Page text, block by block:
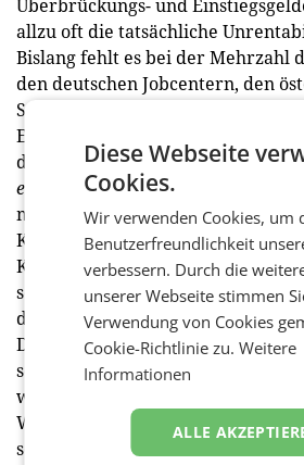
Überbrückungs- und
allzu oft die tatsächliche
Bislang fehlt es bei der Mehrzahl
den deutschen Jobcentern, den
Stellen und wahrscheinlich auch
Entscheidungsträgern an
der Umgang mit den einzelnen
erwachsenenEbene zu pflegen ist.
mir oft beobachteten Umgang in
Kind-Beziehung zwischen
Kunde wird eine Abnabelung
scheint mir von einem
das von der Überzeugung geleitet
Druck ausüben, um zu
solchen Einrichtungen wird die X-
was unternehmerisches Denken
Wirtschafts- und Arbeitsrealität, in
sozialversicherungspflichtige
Diese Webseite
Cookies.
Wir verwenden Cookies, um
Benutzerfreundlichkeit
verbessern. Durch die
unserer Webseite stimmen
Verwendung von Cookies
Cookie-Richtlinie zu.Weitere
Informationen
ALLE